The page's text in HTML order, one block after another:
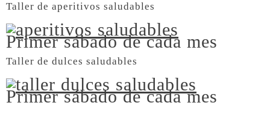
Taller de aperitivos saludables
Primer sábado de cada mes
Taller de dulces saludables
Primer sábado de cada mes